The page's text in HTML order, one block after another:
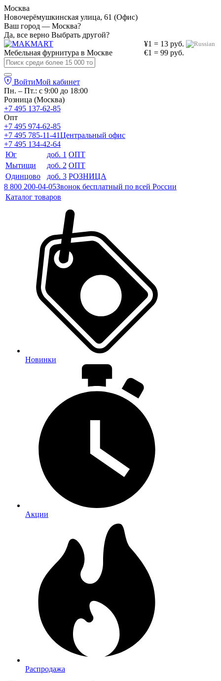
Москва
Новочерёмушкинская улица, 61 (Офис)
Ваш город — Москва?
Да, все верно Выбрать другой?
¥1 = 13 руб.
€1 = 99 руб.
Мебельная фурнитура в Москве
ВойтиМой кабинет
Пн. – Пт.: с 9:00 до 18:00
Розница (Москва)
+7 495 137-62-85
Опт
+7 495 974-62-85
+7 495 785-11-41Центральный офис
+7 495 134-42-64
Юг
доб. 1 ОПТ
Мытищи
доб. 2 ОПТ
Одинцово
доб. 3 РОЗНИЦА
8 800 200-04-05Звонок бесплатный по всей России
Каталог товаров
Новинки
Акции
Распродажа